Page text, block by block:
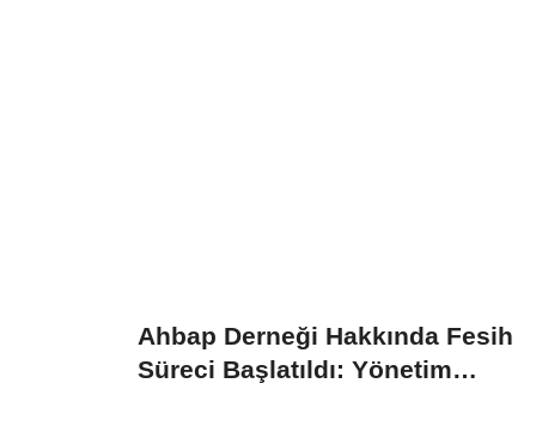
Ahbap Derneği Hakkında Fesih
Süreci Başlatıldı: Yönetim